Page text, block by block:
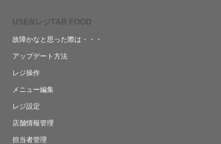
USENレジTAB FOOD
故障かなと思った際は・・・
アップデート方法
レジ操作
メニュー編集
レジ設定
店舗情報管理
担当者管理